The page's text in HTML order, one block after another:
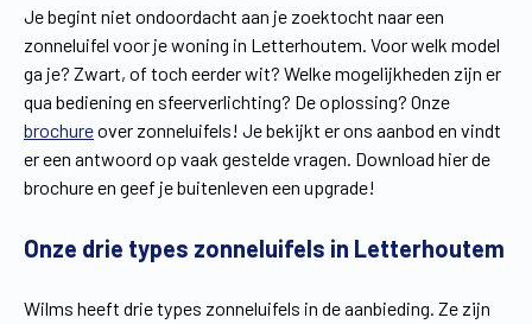
Je begint niet ondoordacht aan je zoektocht naar een
zonneluifel voor je woning in Letterhoutem. Voor welk model
ga je? Zwart, of toch eerder wit? Welke mogelijkheden zijn er
qua bediening en sfeerverlichting? De oplossing? Onze
brochureover zonneluifels! Je bekijkt er ons aanbod en vindt
er een antwoord op vaak gestelde vragen. Download hier de
brochure en geef je buitenleven een upgrade!
Onze drie types zonneluifels in Letterhoutem
Wilms heeft drie types zonneluifels in de aanbieding. Ze zijn